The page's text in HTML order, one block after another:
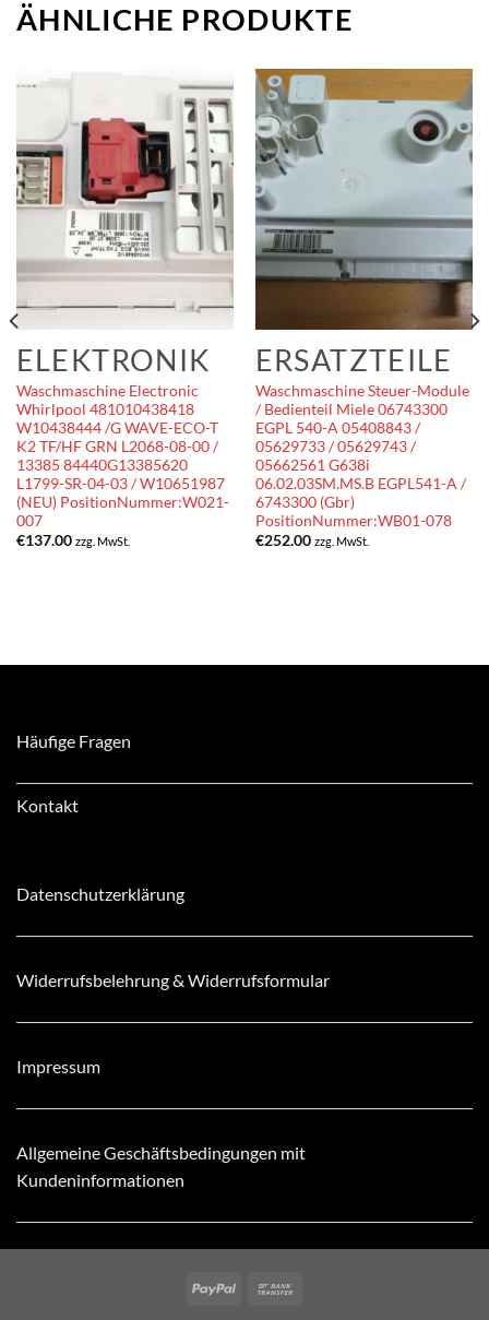
ÄHNLICHE PRODUKTE
ELEKTRONIK
Waschmaschine Electronic
Whirlpool 481010438418
W10438444 /G WAVE-ECO-T
K2 TF/HF GRN L2068-08-00 /
13385 84440G13385620
L1799-SR-04-03 / W10651987
(NEU) PositionNummer:W021-
007
€137.00 zzg. MwSt.
ERSATZTEILE
Waschmaschine Steuer-Module
/ Bedienteil Miele 06743300
EGPL 540-A 05408843 /
05629733 / 05629743 /
05662561 G638i
06.02.03SM.MS.B EGPL541-A /
6743300 (Gbr)
PositionNummer:WB01-078
€252.00 zzg. MwSt.
Häufige Fragen
Kontakt
Datenschutzerklärung
Widerrufsbelehrung & Widerrufsformular
Impressum
Allgemeine Geschäftsbedingungen mit
Kundeninformationen